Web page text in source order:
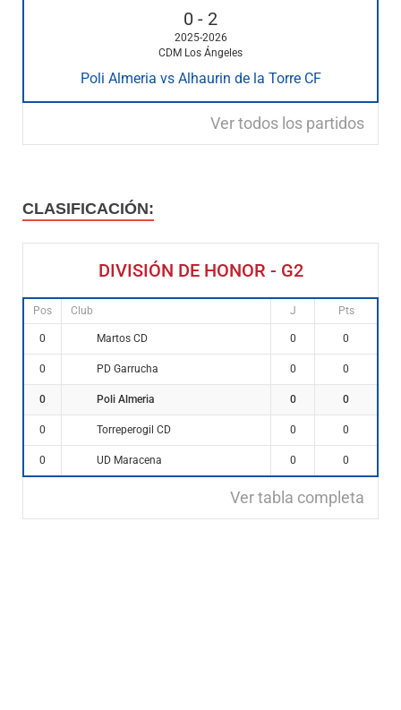
0 - 2
2025-2026
CDM Los Ángeles
Poli Almeria vs Alhaurin de la Torre CF
Ver todos los partidos
CLASIFICACIÓN:
DIVISIÓN DE HONOR - G2
Pos Club J Pts
0 Martos CD 0 0
0 PD Garrucha 0 0
0 Poli Almeria 0 0
0 Torreperogil CD 0 0
0 UD Maracena 0 0
Ver tabla completa